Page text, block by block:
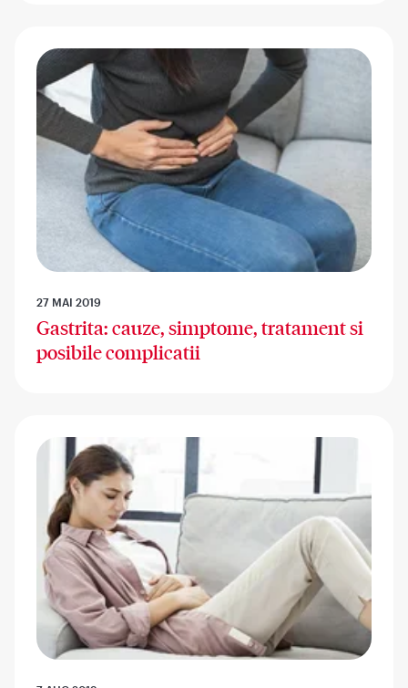
27 MAI 2019
Gastrita: cauze, simptome, tratament si
posibile complicatii